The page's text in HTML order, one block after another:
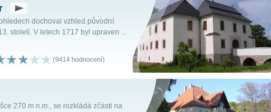
dochoval vzhled původní
století. V letech 1717 byl upraven ...
(9414 hodnocení)
270 m n.m., se rozkládá zčásti na